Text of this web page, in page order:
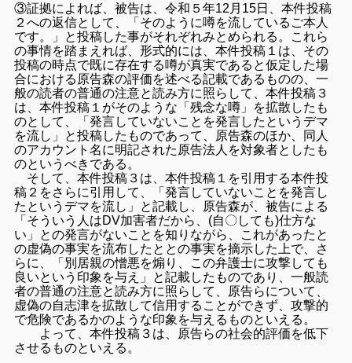
③証拠によれば、被告は、令和５年12月15日、本件投稿
２への返信として、「 そのように噂を流しているご本人
です。」 と投稿した事がそれぞれみとめられる。 これら
の事情を踏まえれば、形式的には、本件投稿１は、 その
投稿の時点で既に存在する噂が真実であると仮定した場
合における原告森の評価を述べる記載であるものの、一
般の読者の普通の注意と読み方に照らして、本件投稿３
は、本件投稿１がそのような「残念な噂」を拡散したも
のとして、「発言していないことを発言したというデマ
を流し」 と投稿したものであって、原告森のほか、 同人
のアカウント名に明記された原告法人を対象者としたも
のとい うべきである。
そして、本件投稿３は、本件投稿１を引用する本件投
稿２をさらに引用して、「発言していないことを発言し
たというデマを流し」と記載し、 原告森が、被告による
「そういう人はDV加害者だから、(自〇 しても)仕方な
い」との発言がないことを知りながら、 これがあったと
の虚偽の事実を流布したととの事実を摘示した上で、さ
らに、「別居親の憎悪を煽り、 この弁護士に攻撃しても
良いという印象を与え」 と記載したものであり、一般読
者の普通の注意と読み方に照らして、原告らについて、
虚偽の自志津を拡散して信用することができず、攻撃的
で危険であるかのような印象を与えるものといえる。
よって、本件投稿３は、 原告らの社会的評価を低下
させるものといえる。